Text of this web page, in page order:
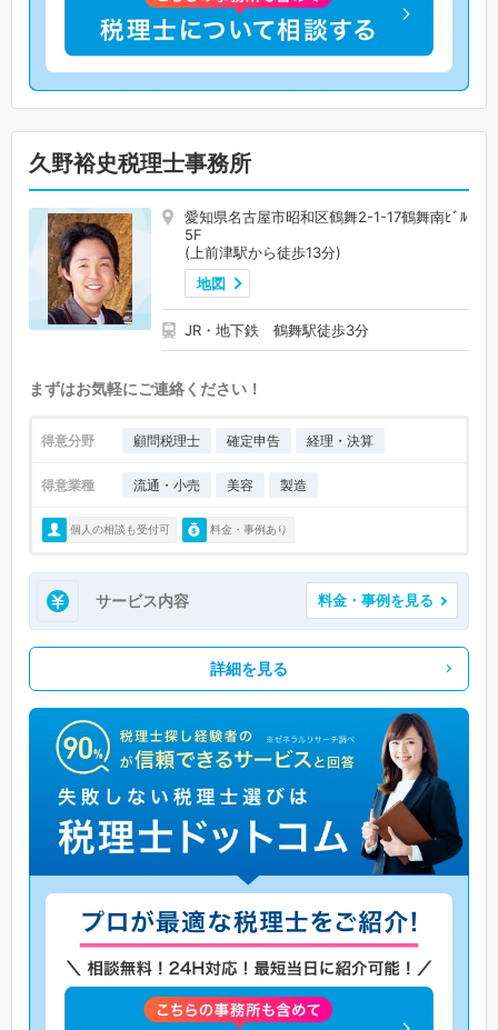
久野裕史税理士事務所
愛知県名古屋市昭和区鶴舞2-1-17鶴舞南ﾋﾞﾙ
5F
(上前津駅から徒歩13分)
地図
JR・地下鉄 鶴舞駅徒歩3分
まずはお気軽にご連絡ください！
得意分野 顧問税理士 確定申告 経理・決算
得意業種 流通・小売 美容 製造
個人の相談も受付可 料金・事例あり
サービス内容 料金・事例を見る
詳細を見る